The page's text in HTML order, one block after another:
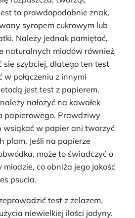
to prawdopodobnie znak,
syropem cukrowym lub
Należy jednak pamiętać,
naturalnych miodów również
się szybciej, dlatego ten test
połączeniu z innymi
jest test z papierem.
nałożyć na kawałek
papierowego. Prawdziwy
wsiąkać w papier ani tworzyć
plam. Jeśli na papierze
może to świadczyć o
co obniża jego jakość
psucia.
test z żelazem,
niewielkiej ilości jodyny.